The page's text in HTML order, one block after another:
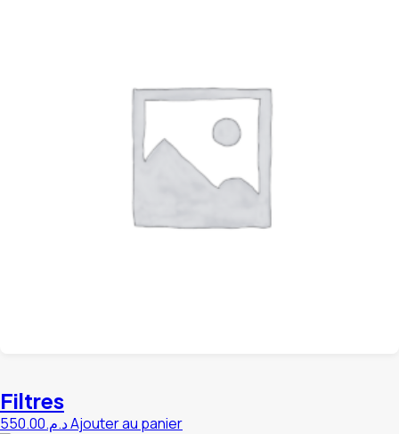
Filtres
د.م.550.00 Ajouter au panier